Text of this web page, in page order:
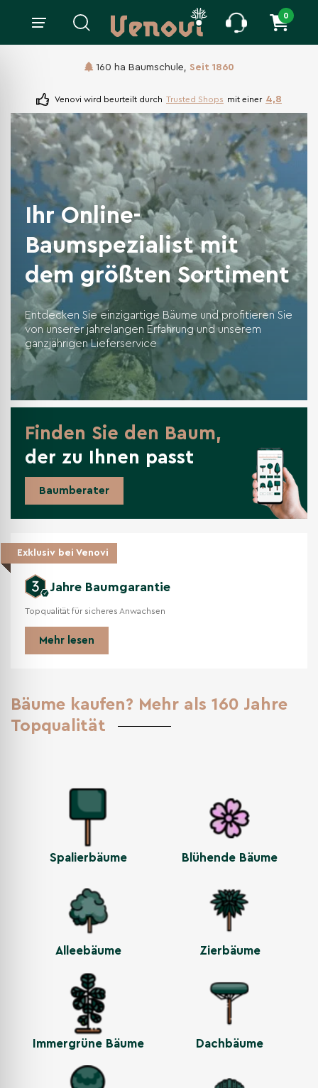
0
160 ha Baumschule, Seit 1860
Venovi wird beurteilt durch Trusted Shops mit einer 4,8
Ihr Online-
Baumspezialist mit
dem größten Sortiment
Entdecken Sie einzigartige Bäume und profitieren Sie
von unserer jahrelangen Erfahrung und unserem
ganzjährigen Lieferservice
Finden Sie den Baum,
der zu Ihnen passt
Baumberater
Exklusiv bei Venovi
Jahre Baumgarantie
Topqualität für sicheres Anwachsen
Mehr lesen
Bäume kaufen? Mehr als 160 Jahre
Topqualität
Spalierbäume Blühende Bäume
Alleebäume Zierbäume
Immergrüne Bäume Dachbäume